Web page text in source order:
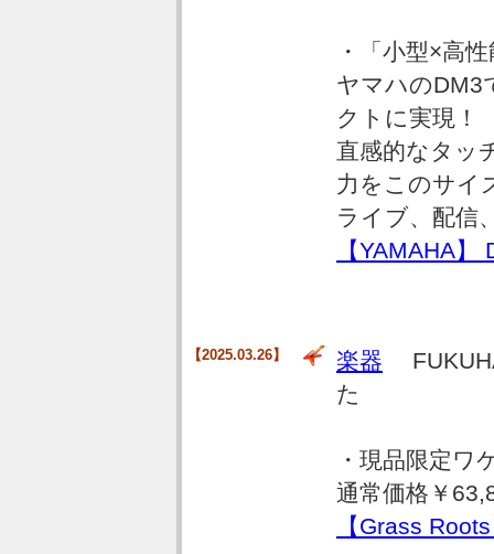
・「小型×高
ヤマハのDM3
クトに実現！
直感的なタッ
力をこのサイ
ライブ、配信
【YAMAHA】
【2025.03.26】 楽器
た
・現品限定ワ
通常価格￥
【Grass